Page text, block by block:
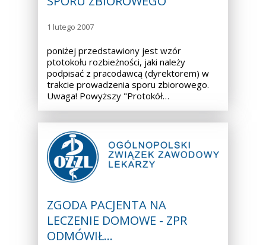
1 lutego 2007
poniżej przedstawiony jest wzór
ptotokołu rozbieżności, jaki należy
podpisać z pracodawcą (dyrektorem) w
trakcie prowadzenia sporu zbiorowego.
Uwaga! Powyższy "Protokół…
ZGODA PACJENTA NA
LECZENIE DOMOWE - ZPR
ODMÓWIŁ…